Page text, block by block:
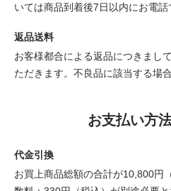
いては商品到着後7日以内にお電話
返品送料
お客様都合による返品につきまし
ただきます。不良品に該当する場
お支払い方
代金引換
お買上商品総額の合計が10,800円